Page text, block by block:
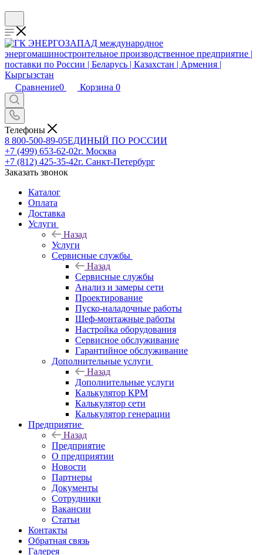
Сравнение0 Корзина 0
Телефоны
8 800-500-89-05ЕДИНЫЙ ПО РОССИИ
+7 (499) 653-62-02г. Москва
+7 (812) 425-35-42г. Санкт-Петербург
Заказать звонок
Каталог
Оплата
Доставка
Услуги
Назад
Услуги
Сервисные службы
Назад
Сервисные службы
Анализ и замеры сети
Проектирование
Пуско-наладочные работы
Шеф-монтажные работы
Настройка оборудования
Сервисное обслуживание
Гарантийное обслуживание
Дополнительные услуги
Назад
Дополнительные услуги
Калькулятор КРМ
Калькулятор сети
Калькулятор генерации
Предприятие
Назад
Предприятие
О предприятии
Новости
Партнеры
Документы
Сотрудники
Вакансии
Статьи
Контакты
Обратная связь
Галерея